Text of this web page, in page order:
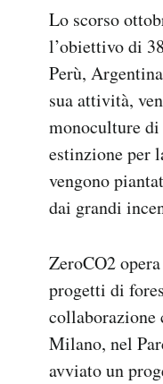
Lo scorso
l’obiettivo di
Perù,
sua attività,
monoculture
estinzione per
vengono
dai grandi
ZeroCO2
progetti di
collaborazione
Milano, nel
avviato un